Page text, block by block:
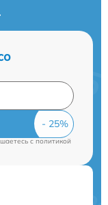
cполитикой